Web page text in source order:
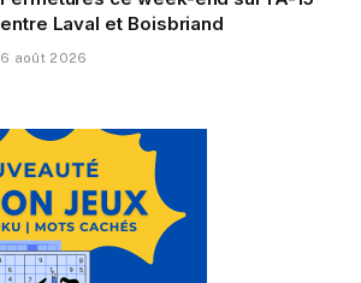
entre Laval et Boisbriand
6 août 2026